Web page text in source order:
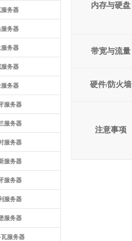
务器
务器
务器
务器
务器
服务器
服务器
服务器
服务器
服务器
服务器
服务器
服务器
内存与硬盘
带宽与流量
硬件/防火墙
注意事项